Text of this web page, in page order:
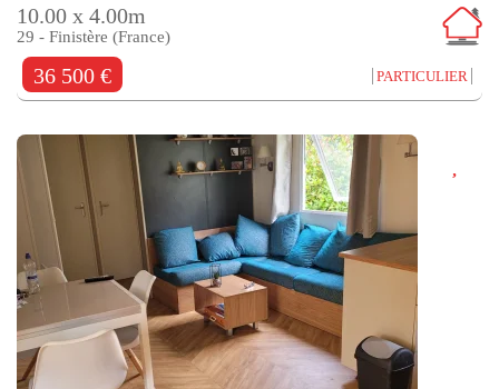
10.00 x 4.00m
29 - Finistère (France)
36 500 € PARTICULIER